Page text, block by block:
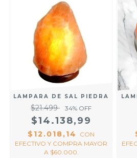
LAMPARA DE SAL PIEDRA
$21.499 34% OFF
$14.138,99
$12.018,14
CON
EFECTIVO Y COMPRA MAYOR
A $60.000.